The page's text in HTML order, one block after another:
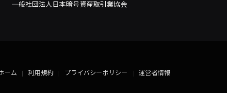
一般社団法人日本暗号資産取引業協会
ーム 利用規約 プライバシーポリシー 運営者情報